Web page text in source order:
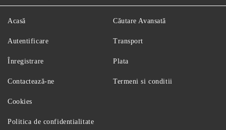
Acasă
Autentificare
Înregistrare
Contactează-ne
Căutare Avansată
Transport
Plata
Termeni si conditii
Cookies
Politica de confidentialitate